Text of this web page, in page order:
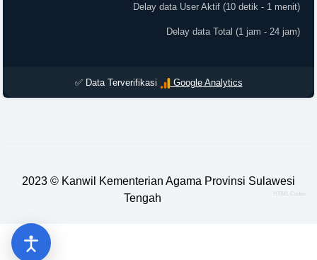
Delay data User Aktif (10 detik - 1 menit)
Delay data Total (1 jam - 24 jam)
✅ Data Terverifikasi Google Analytics
2023 © Kanwil Kementerian Agama Provinsi Sulawesi
Tengah
HTML Codex